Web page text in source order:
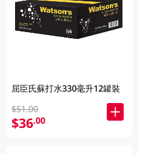
屈臣氏蘇打水330毫升12罐裝
$51.00
$36.00